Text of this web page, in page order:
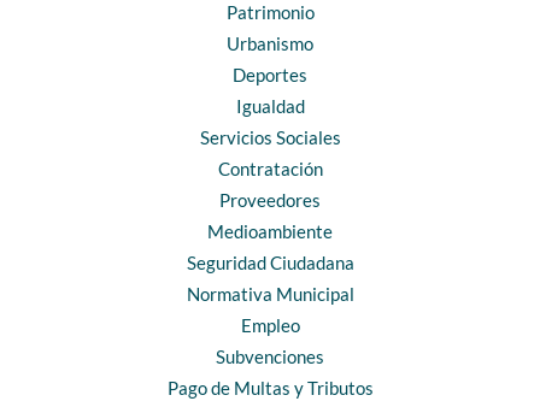
Patrimonio
Urbanismo
Deportes
Igualdad
Servicios Sociales
Contratación
Proveedores
Medioambiente
Seguridad Ciudadana
Normativa Municipal
Empleo
Subvenciones
Pago de Multas y Tributos